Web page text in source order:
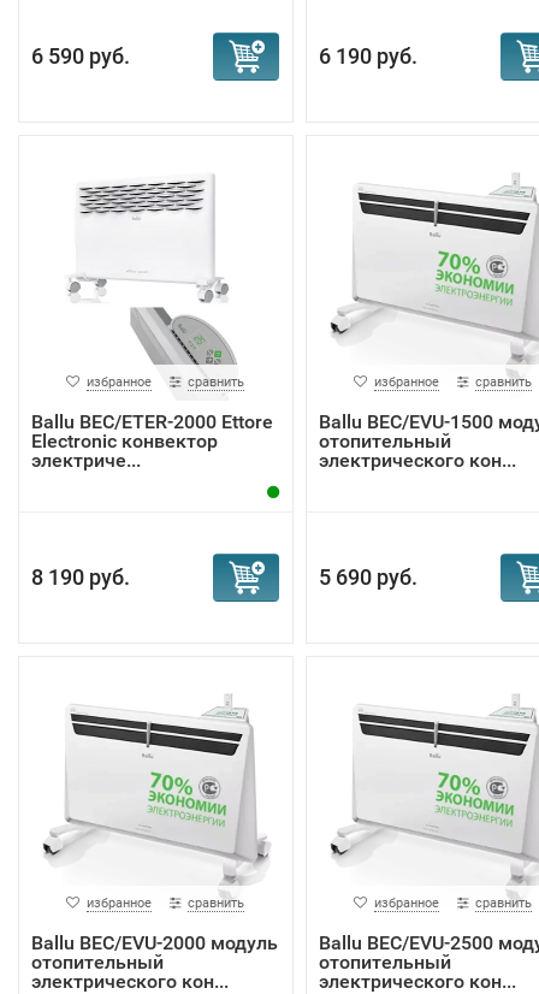
6 590 руб. 6 190 руб.
избранное сравнить
Ballu BEC/ETER-2000 Ettore
Electronic конвектор
электриче...
8 190 руб.
избранное сравнить
Ballu BEC/EVU-1500
отопительный
электрического кон...
5 690 руб.
избранное сравнить
Ballu BEC/EVU-2000 модуль
отопительный
электрического кон...
избранное сравнить
Ballu BEC/EVU-2500
отопительный
электрического кон...